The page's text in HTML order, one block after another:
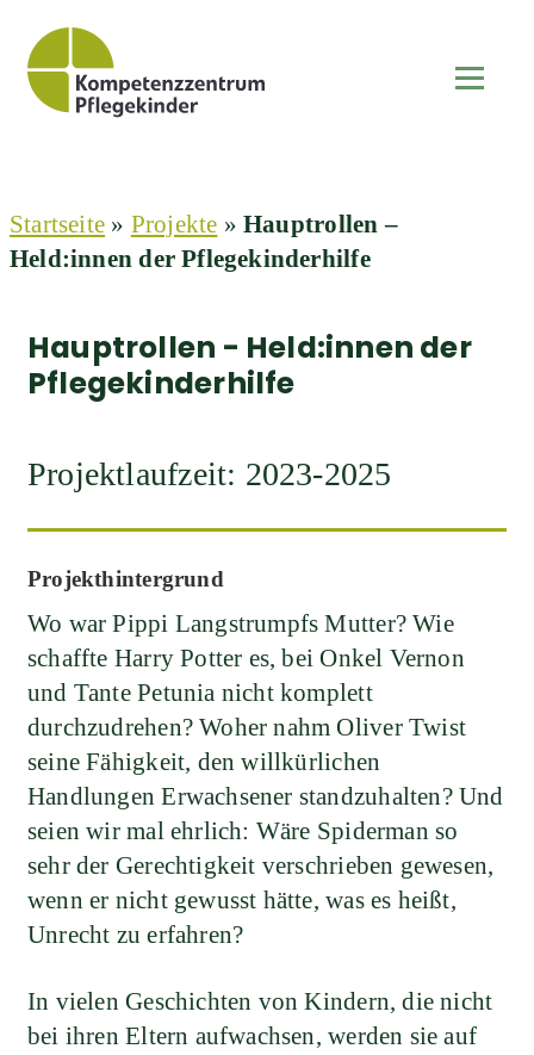
Startseite » Projekte »Hauptrollen –
Held:innen der Pflegekinderhilfe
Hauptrollen - Held:innen der
Pflegekinderhilfe
Projektlaufzeit: 2023-2025
Projekthintergrund
Wo war Pippi Langstrumpfs Mutter? Wie
schaffte Harry Potter es, bei Onkel Vernon
und Tante Petunia nicht komplett
durchzudrehen? Woher nahm Oliver Twist
seine Fähigkeit, den willkürlichen
Handlungen Erwachsener standzuhalten? Und
seien wir mal ehrlich: Wäre Spiderman so
sehr der Gerechtigkeit verschrieben gewesen,
wenn er nicht gewusst hätte, was es heißt,
Unrecht zu erfahren?
In vielen Geschichten von Kindern, die nicht
bei ihren Eltern aufwachsen, werden sie auf